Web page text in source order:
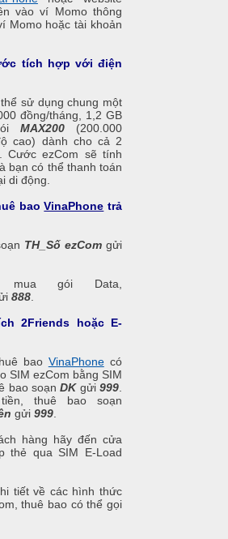
vào ví Momo thông
Momo hoặc tài khoản
tích hợp với điện
sử dụng chung một
đồng/tháng, 1,2 GB
MAX200(200.000
cao) dành cho cả 2
Cước ezCom sẽ tính
bạn có thể thanh toán
di động.
baoVinaPhone trả
TH_Số ezComgửi
gói Data,
888.
2Friends hoặc E-
bao VinaPhonecó
SIM ezCom bằng SIM
bao soạnDKgửi 999.
thuê bao soạn
gửi 999.
hàng hãy đến cửa
thẻ qua SIM E-Load
tiết về các hình thức
thuê bao có thể gọi